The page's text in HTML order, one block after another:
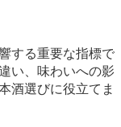
する重要な指標で
い、味わいへの影
酒選びに役立てま